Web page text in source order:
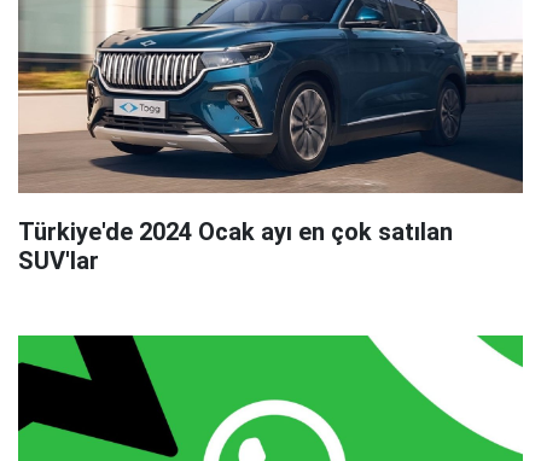
Türkiye'de 2024 Ocak ayı en çok satılan
SUV'lar